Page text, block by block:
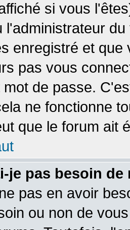
si vous
l'administrateur
enregistré et
pas vous
de passe.
ne fonctionne
que le forum ait
je pas besoin de
pas en avoir
ou non de